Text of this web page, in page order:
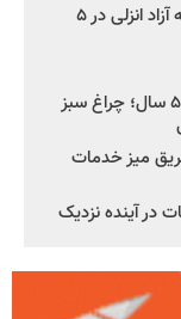
استاندار گیلان: تردد خودروهای پلاک منطقه آزاد انزلی در ۵
صدور مجوز واردات اتوبوس‌های کارکرده زیر ۵ سال؛ چراغ سبز
میز خدمات
در آینده نزدیک